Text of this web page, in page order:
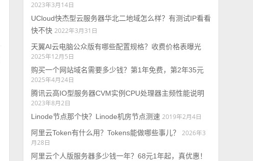
2023年3月14日
UCloud快杰型云服务器华北二地域怎么样？有测试IP看看
快不快 2022年3月31日
天翼AI云电脑公众版有哪些配置规格？收费价格表曝光
2025年12月5日
购买一个网站域名需要多少钱？第1年免费，第2年35元
2025年4月24日
腾讯云高IO型服务器CVM实例CPU处理器主频性能说明
2023年8月2日
Linode节点那个快？Linode机房节点测速 2019年2月4日
阿里云Token有什么用？Tokens能做哪些事儿？
2026年3
月28日
阿里云个人版服务器多少钱一年？68元1年起，真优惠！